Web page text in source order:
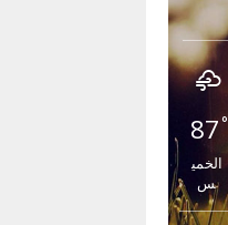
87°
الخمي
س